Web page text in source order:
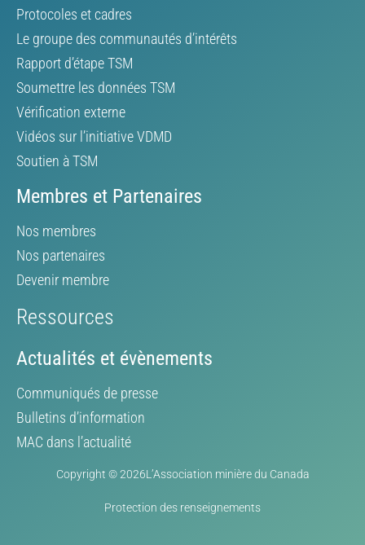
Protocoles et cadres
Le groupe des communautés d’intérêts
Rapport d’étape TSM
Soumettre les données TSM
Vérification externe
Vidéos sur l’initiative VDMD
Soutien à TSM
Membres et Partenaires
Nos membres
Nos partenaires
Devenir membre
Ressources
Actualités et évènements
Communiqués de presse
Bulletins d’information
MAC dans l’actualité
Copyright © 2026L’Association minière du Canada
Protection des renseignements